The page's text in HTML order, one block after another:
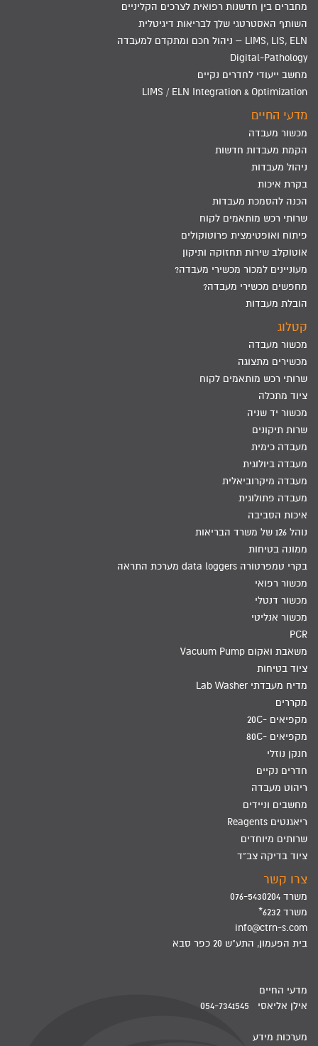
מחברים בין חדשנות רפואית לצרכים הקליניים
השותף האסטרטגי שלך לבריאות דיגיטלית
LIMS, LIS, ELN – ניהול חכם ומתקדם למעבדה
Digital-Pathology
מחשב ייעודי לחדרים נקיים
LIMS / ELN Integration & Optimization
מדעי החיים
מכשור מעבדה
הקמת מעבדות חדשות
ניהול מעבדות
בקרת איכות
הכנה להסמכת מעבדות
שרותי רכש מותאמים לקוח
פיתוח ואופטימצית פרוטוקולים
אוטוקלב שירות תחזוקה ותיקון
מעוניינים למכור מכשירי מעבדה?
מחפשים מכשירי מעבדה?
הובלת מעבדות
קטלוג
מכשור מעבדה
מכשירים מתצוגה
שרותי רכש מותאמים לקוח
ציוד מתכלה
מכשור יד שניה
שרות תיקונים
מעבדה כימית
מעבדה ביולוגית
מעבדה מיקרוביאלית
מעבדה פתולוגית
איכות הסביבה
נוהל 126 של משרד הבריאות
ממונה בטיחות
בקרי טמפרטורה data loggers מערכת התראה
מכשור רפואי
מכשור דנטלי
מכשור אנליטי
PCR
משאבת ואקום Vacuum Pump
ציוד בטיחות
מדיח מעבדתי Lab Washer
מקררים
מקפיאים -20C
מקפיאים -80C
חנקן נוזלי
חדרים נקיים
ריהוט מעבדה
מחשבים וניידים
ריאגנטים Reagents
שרותים מיוחדים
ציוד בדיקה צב"ד
צרו קשר
משרד 076-5430204
משרד 6232*
info@ctrn-s.com
בית הפעמון, התע"ש 20 כפר סבא
מדעי החיים
אילן אליאסי 054-7341545
מערכות מידע